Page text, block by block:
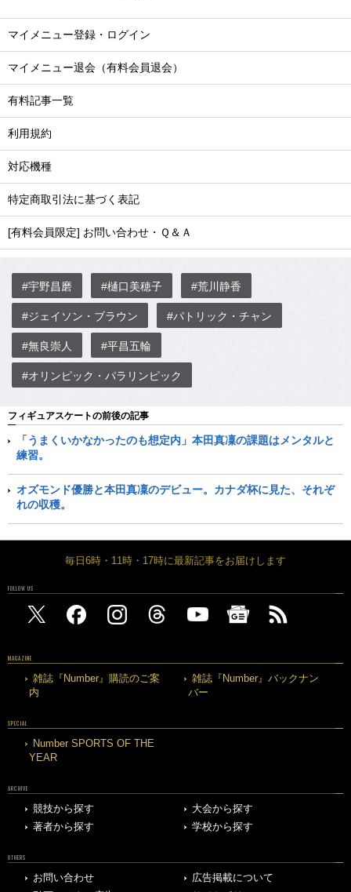
マイメニュー登録・ログイン
マイメニュー退会（有料会員退会）
有料記事一覧
利用規約
対応機種
特定商取引法に基づく表記
[有料会員限定] お問い合わせ・Ｑ＆Ａ
#宇野昌磨 #樋口美穂子 #荒川静香
#ジェイソン・ブラウン #パトリック・チャン
#無良崇人 #平昌五輪
#オリンピック・パラリンピック
フィギュアスケートの前後の記事
「うまくいかなかったのも想定内」本田真凜の課題はメンタルと
練習。
オズモンド優勝と本田真凜のデビュー。カナダ杯に見た、それぞ
れの収穫。
毎日6時・11時・17時に最新記事をお届けします
FOLLOW US
MAGAZINE
雑誌『Number』購読のご案
内
雑誌『Number』バックナン
バー
SPECIAL
Number SPORTS OF THE
YEAR
ARCHIVE
競技から探す
大会から探す
著者から探す
学校から探す
OTHERS
お問い合わせ
広告掲載について